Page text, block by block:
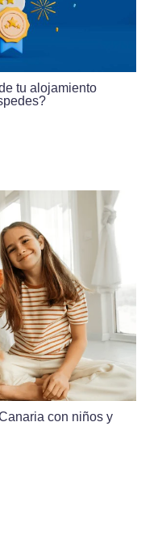
tu alojamiento
con niños y